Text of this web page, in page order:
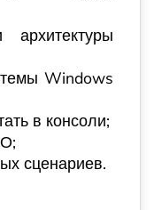
Windows
в консоли;
сценариев.